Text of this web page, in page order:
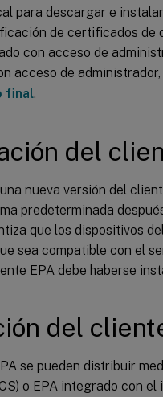
para descargar e
de certificados de
con acceso de
acceso de
final.
del
nueva versión del
predeterminada
que los dispositivos
sea compatible con el
EPA debe haberse
del
se pueden distribuir
o EPA integrado con